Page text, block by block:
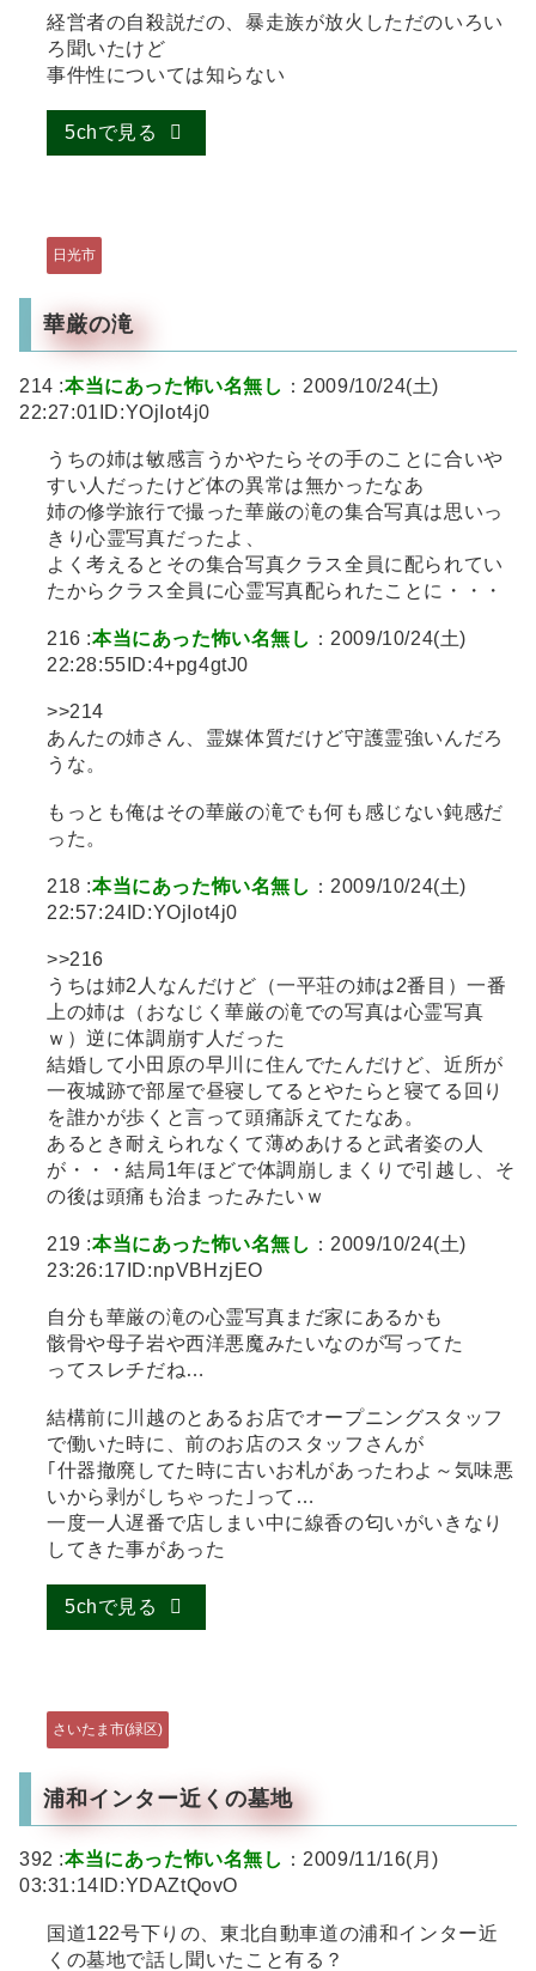
経営者の自殺説だの、暴走族が放火しただのいろい
ろ聞いたけど
事件性については知らない
5chで見る
日光市
華厳の滝
214 :本当にあった怖い名無し ：2009/10/24(土)
22:27:01ID:YOjIot4j0
うちの姉は敏感言うかやたらその手のことに合いや
すい人だったけど体の異常は無かったなあ
姉の修学旅行で撮った華厳の滝の集合写真は思いっ
きり心霊写真だったよ、
よく考えるとその集合写真クラス全員に配られてい
たからクラス全員に心霊写真配られたことに・・・
216 :本当にあった怖い名無し ：2009/10/24(土)
22:28:55ID:4+pg4gtJ0
>>214
あんたの姉さん、霊媒体質だけど守護霊強いんだろ
うな。
もっとも俺はその華厳の滝でも何も感じない鈍感だ
った。
218 :本当にあった怖い名無し ：2009/10/24(土)
22:57:24ID:YOjIot4j0
>>216
うちは姉2人なんだけど（一平荘の姉は2番目）一番
上の姉は（おなじく華厳の滝での写真は心霊写真
ｗ）逆に体調崩す人だった
結婚して小田原の早川に住んでたんだけど、近所が
一夜城跡で部屋で昼寝してるとやたらと寝てる回り
を誰かが歩くと言って頭痛訴えてたなあ。
あるとき耐えられなくて薄めあけると武者姿の人
が・・・結局1年ほどで体調崩しまくりで引越し、そ
の後は頭痛も治まったみたいｗ
219 :本当にあった怖い名無し ：2009/10/24(土)
23:26:17ID:npVBHzjEO
自分も華厳の滝の心霊写真まだ家にあるかも
骸骨や母子岩や西洋悪魔みたいなのが写ってた
ってスレチだね…
結構前に川越のとあるお店でオープニングスタッフ
で働いた時に、前のお店のスタッフさんが
｢什器撤廃してた時に古いお札があったわよ～気味悪
いから剥がしちゃった｣って…
一度一人遅番で店しまい中に線香の匂いがいきなり
してきた事があった
5chで見る
さいたま市(緑区)
浦和インター近くの墓地
392 :本当にあった怖い名無し ：2009/11/16(月)
03:31:14ID:YDAZtQovO
国道122号下りの、東北自動車道の浦和インター近
くの墓地で話し聞いたこと有る？